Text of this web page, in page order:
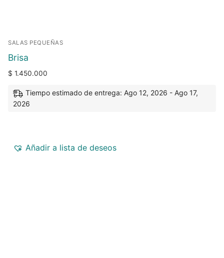
SALAS PEQUEÑAS
Brisa
$ 1.450.000
Tiempo estimado de entrega: Ago 12, 2026 - Ago 17,
2026
Añadir a lista de deseos